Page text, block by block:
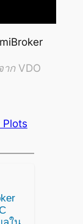
ก VDO
Plots